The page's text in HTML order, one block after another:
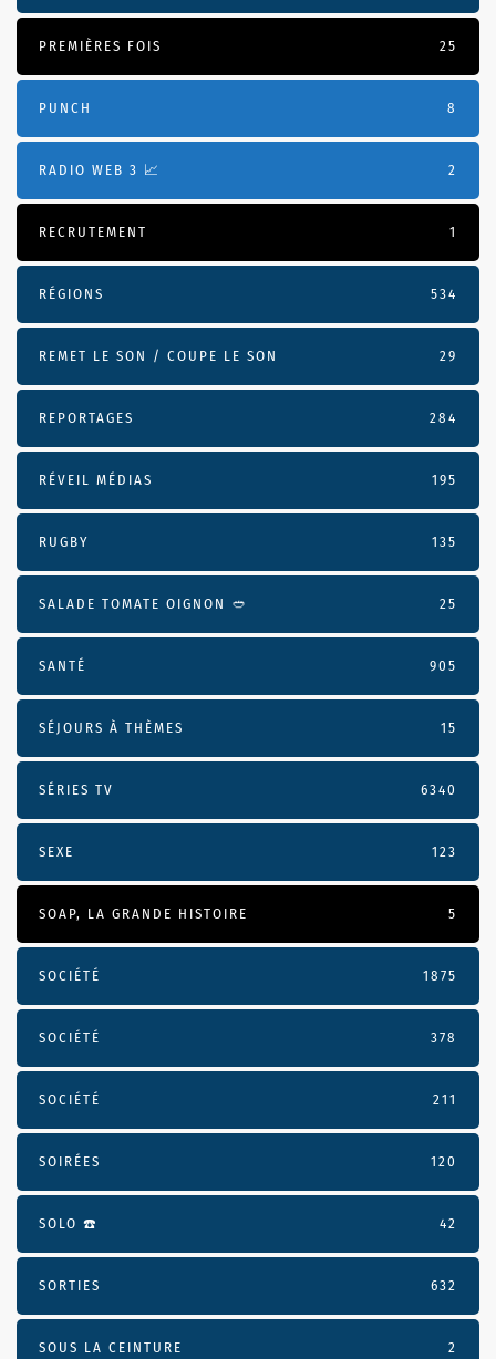
PREMIÈRES FOIS 25
PUNCH 8
RADIO WEB 3 📈 2
RECRUTEMENT 1
RÉGIONS 534
REMET LE SON / COUPE LE SON 29
REPORTAGES 284
RÉVEIL MÉDIAS 195
RUGBY 135
SALADE TOMATE OIGNON 🥙 25
SANTÉ 905
SÉJOURS À THÈMES 15
SÉRIES TV 6340
SEXE 123
SOAP, LA GRANDE HISTOIRE 5
SOCIÉTÉ 1875
SOCIÉTÉ 378
SOCIÉTÉ 211
SOIRÉES 120
SOLO ☎️ 42
SORTIES 632
SOUS LA CEINTURE 2